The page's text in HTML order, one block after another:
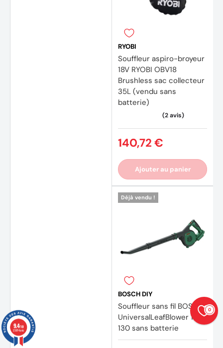
RYOBI
Souffleur aspiro-broyeur
18V RYOBI OBV18
Brushless sac collecteur
35L (vendu sans
batterie)
140,72 €
Ajouter au panier
Déjà vendu !
BOSCH DIY
Souffleur sans fil BOSCH
UniversalLeafBlower 18V-
130 sans batterie
0
9.4/10
23874 avis